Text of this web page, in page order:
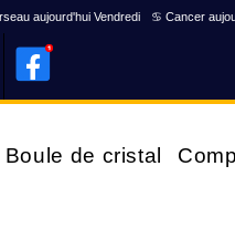
aujourd'hui Vendredi ♋ Cancer
Boule de cristal